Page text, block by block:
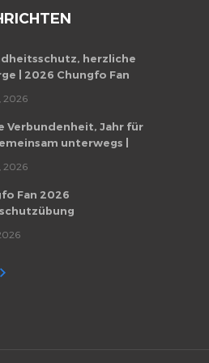
herzliche
| 2026 Chungfo Fan
2026
Verbundenheit, Jahr für
unterwegs |
von Chungfo Fan
2026
Fan 2026